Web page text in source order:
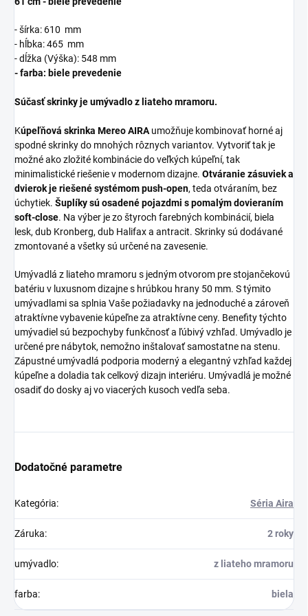
- šírka: 610 mm
- hĺbka:465 mm
- dĺžka (Výška): 548 mm
- farba: biele prevedenie
Súčasť skrinky je umývadlo z liateho mramoru.
Kúpeľňová skrinka Mereo AIRA umožňuje kombinovať horné aj
spodné skrinky do mnohých rôznych variantov. Vytvoriť tak je
možné ako zložité kombinácie do veľkých kúpeľní, tak
minimalistické riešenie v modernom dizajne. Otváranie zásuviek a
dvierok je riešené systémom push-open, teda otváraním, bez
úchytiek. Šuplíky sú osadené pojazdmi s pomalým dovieraním
soft-close. Na výber je zo štyroch farebných kombinácií, biela
lesk, dub Kronberg, dub Halifax a antracit. Skrinky sú dodávané
zmontované a všetky sú určené na zavesenie.
Umývadlá z liateho mramoru s jedným otvorom pre stojančekovú
batériu v luxusnom dizajne s hrúbkou hrany 50 mm. S týmito
umývadlami sa splnia Vaše požiadavky na jednoduché a zároveň
atraktívne vybavenie kúpeľne za atraktívne ceny. Benefity týchto
umývadiel sú bezpochyby funkčnosť a ľúbivý vzhľad. Umývadlo je
určené pre nábytok, nemožno inštalovať samostatne na stenu.
Zápustné umývadlá podporia moderný a elegantný vzhľad každej
kúpeľne a doladia tak celkový dizajn interiéru. Umývadlá je možné
osadiť do dosky aj vo viacerých kusoch vedľa seba.
Dodatočné parametre
Kategória: Séria Aira
Záruka: 2 roky
umývadlo: z liateho mramoru
farba: biela